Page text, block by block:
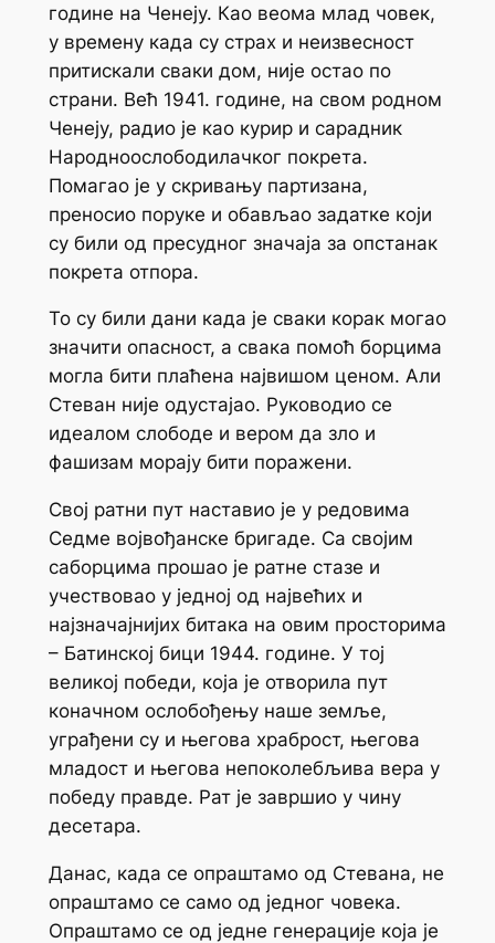
године на Ченеју. Као веома млад човек,
у времену када су страх и неизвесност
притискали сваки дом, није остао по
страни. Већ 1941. године, на свом родном
Ченеју, радио је као курир и сарадник
Народноослободилачког покрета.
Помагао је у скривању партизана,
преносио поруке и обављао задатке који
су били од пресудног значаја за опстанак
покрета отпора.
То су били дани када је сваки корак могао
значити опасност, а свака помоћ борцима
могла бити плаћена највишом ценом. Али
Стеван није одустајао. Руководио се
идеалом слободе и вером да зло и
фашизам морају бити поражени.
Свој ратни пут наставио је у редовима
Седме војвођанске бригаде. Са својим
саборцима прошао је ратне стазе и
учествовао у једној од највећих и
најзначајнијих битака на овим просторима
– Батинској бици 1944. године. У тој
великој победи, која је отворила пут
коначном ослобођењу наше земље,
уграђени су и његова храброст, његова
младост и његова непоколебљива вера у
победу правде. Рат је завршио у чину
десетара.
Данас, када се опраштамо од Стевана, не
опраштамо се само од једног човека.
Опраштамо се од једне генерације која је